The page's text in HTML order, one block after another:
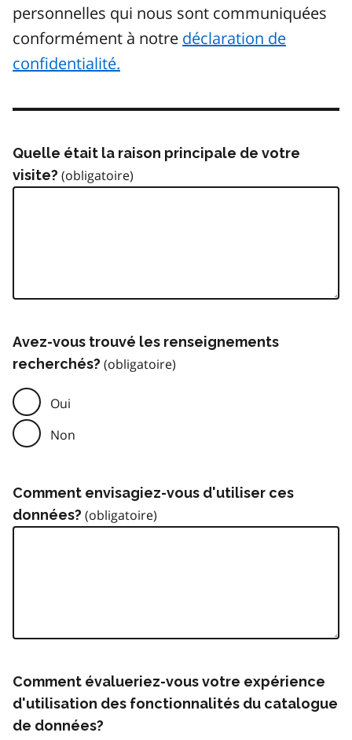
personnelles qui nous sont communiquées
conformément à notre déclaration de
confidentialité.
Quelle était la raison principale de votre
visite?
Avez-vous trouvé les renseignements
recherchés?
Oui
Non
Comment envisagiez-vous d'utiliser ces
données?
Comment évalueriez-vous votre expérience
d'utilisation des fonctionnalités du catalogue
de données?